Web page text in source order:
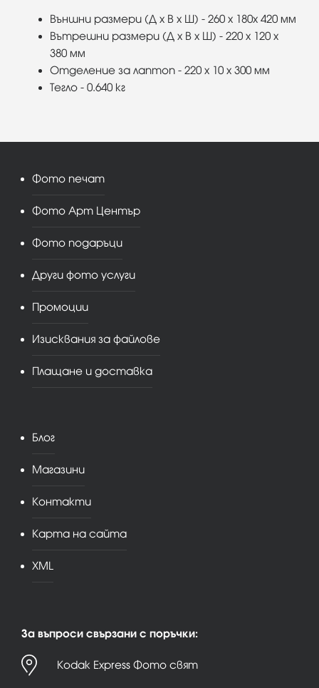
Външни размери (Д x В x Ш) - 260 x 180x 420 мм
Вътрешни размери (Д x В x Ш) - 220 x 120 x
380 мм
Отделение за лаптоп - 220 x 10 x 300 мм
Тегло - 0.640 кг
Фото печат
Фото Арт Център
Фото подаръци
Други фото услуги
Промоции
Изисквания за файлове
Плащане и доставка
Блог
Магазини
Контакти
Карта на сайта
XML
За въпроси свързани с поръчки:
Kodak Express Фото свят